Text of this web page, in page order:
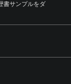
書サンプルをダ